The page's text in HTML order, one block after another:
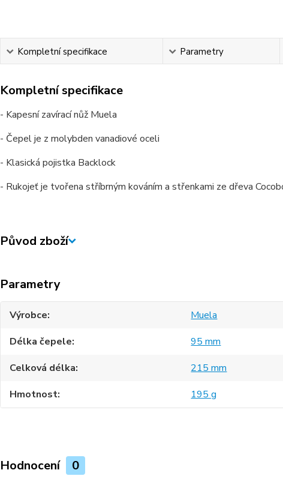
Kompletní specifikace Parametry
Kompletní specifikace
- Kapesní zavírací nůž Muela
- Čepel je z molybden vanadiové oceli
- Klasická pojistka Backlock
- Rukojeť je tvořena stříbrným kováním a střenkami ze dřeva
Původ zboží
Parametry
Výrobce
Muela
Délka čepele
95 mm
Celková délka
215 mm
Hmotnost
195 g
Hodnocení 0